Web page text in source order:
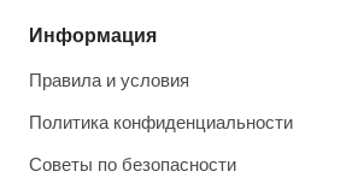
Информация
Правила и условия
Политика конфиденциальности
Советы по безопасности